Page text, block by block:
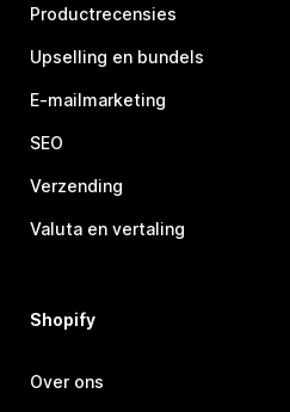
Productrecensies
Upselling en bundels
E-mailmarketing
SEO
Verzending
Valuta en vertaling
Shopify
Over ons